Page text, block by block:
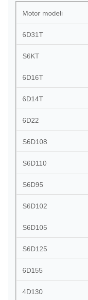
Motor modeli
6D31T
S6KT
6D16T
6D14T
6D22
S6D108
S6D110
S6D95
S6D102
S6D105
S6D125
6D155
4D130